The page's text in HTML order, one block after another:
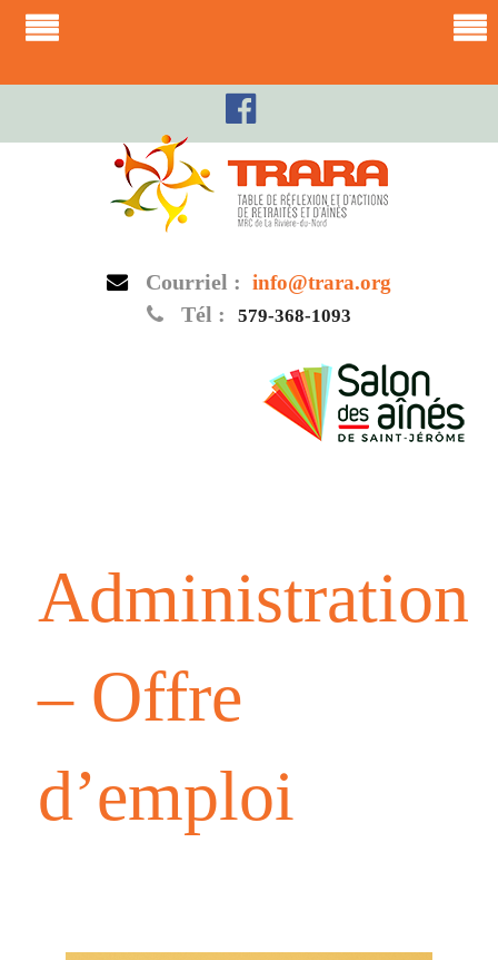
Courriel : info@trara.org
Tél : 579-368-1093
Administration
– Offre
d’emploi